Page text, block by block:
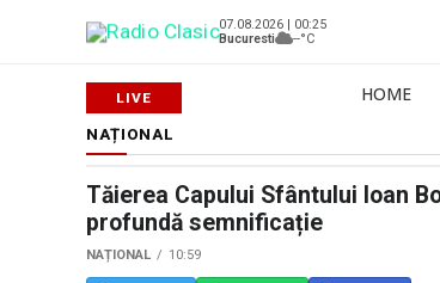
07.08.2026 | 00:25
Bucuresti
--°C
HOME
NAȚIONAL
Tăierea Capului Sfântului Ioan
profundă semnificație
NAȚIONAL 10:59